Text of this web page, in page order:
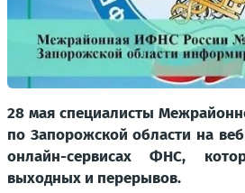
28 мая специалисты
по Запорожской области на
онлайн-сервисах ФНС,
выходных и перерывов.